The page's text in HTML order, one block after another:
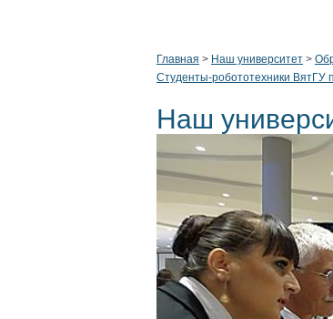
Главная > Наш университет >
Студенты-робототехники ВятГУ
Наш